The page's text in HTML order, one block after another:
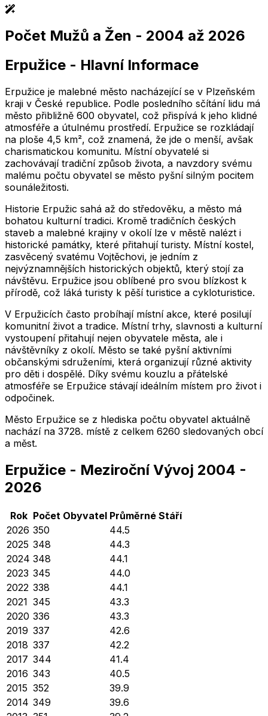
2,005 2,010 2,015 2,020 2,025
2,005 2,010 2,015 2,020 2,025
Počet Mužů a Žen - 2004 až 2026
2,005
Erpužice - Hlavní Informace
Erpužice je malebné město nacházející se v Plzeňském
kraji v České republice. Podle posledního sčítání lidu má
město přibližně 600 obyvatel, což přispívá k jeho klidné
atmosféře a útulnému prostředí. Erpužice se rozkládají
na ploše 4,5 km², což znamená, že jde o menší, avšak
charismatickou komunitu. Místní obyvatelé si
zachovávají tradiční způsob života, a navzdory svému
malému počtu obyvatel se město pyšní silným pocitem
sounáležitosti.
Historie Erpužic sahá až do středověku, a město má
bohatou kulturní tradici. Kromě tradičních českých
staveb a malebné krajiny v okolí lze v městě nalézt i
historické památky, které přitahují turisty. Místní kostel,
zasvěcený svatému Vojtěchovi, je jedním z
nejvýznamnějších historických objektů, který stojí za
návštěvu. Erpužice jsou oblíbené pro svou blízkost k
přírodě, což láká turisty k pěší turistice a cykloturistice.
V Erpužicích často probíhají místní akce, které posilují
komunitní život a tradice. Místní trhy, slavnosti a kulturní
vystoupení přitahují nejen obyvatele města, ale i
návštěvníky z okolí. Město se také pyšní aktivními
občanskými sdruženími, která organizují různé aktivity
pro děti i dospělé. Díky svému kouzlu a přátelské
atmosféře se Erpužice stávají ideálním místem pro život i
odpočinek.
Město Erpužice se z hlediska počtu obyvatel aktuálně
nachází na 3728. místě z celkem 6260 sledovaných obcí
a měst.
Erpužice - Meziroční Vývoj 2004 -
2026
Rok Počet Obyvatel Průměrné Stáří
2026 350
44.5
2025 348
44.3
2024 348
44.1
2023 345
44.0
2022 338
44.1
2021 345
43.3
2020 336
43.3
2019 337
42.6
2018 337
42.2
2017 344
41.4
2016 343
40.5
2015 352
39.9
2014 349
39.6